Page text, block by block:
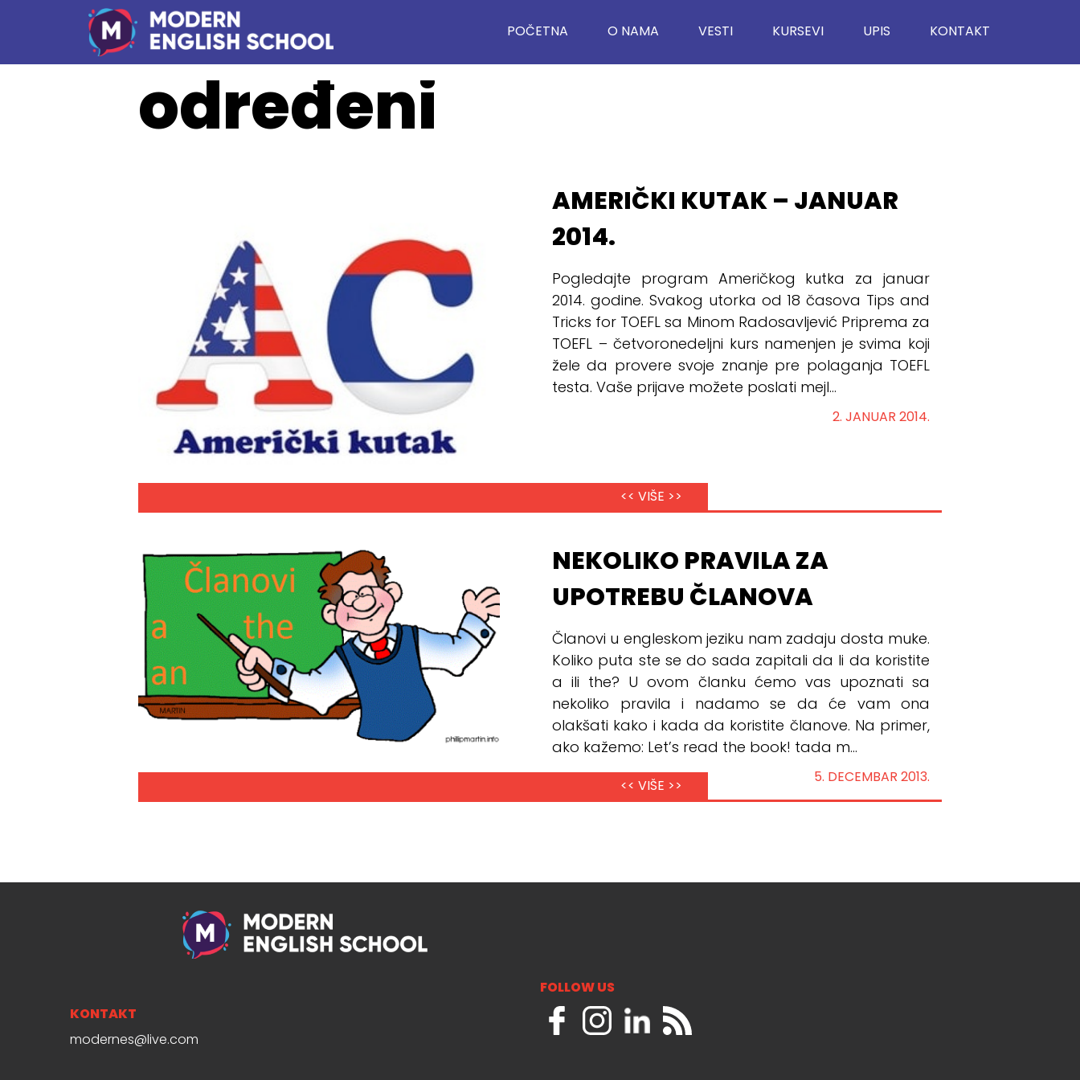
POČETNA O NAMA VESTI KURSEVI UPIS KONTAKT
određeni
AMERIČKI KUTAK – JANUAR
2014.
Pogledajte program Američkog kutka za januar
2014. godine. Svakog utorka od 18 časova Tips and
Tricks for TOEFL sa Minom Radosavljević Priprema za
TOEFL – četvoronedeljni kurs namenjen je svima koji
žele da provere svoje znanje pre polaganja TOEFL
testa. Vaše prijave možete poslati mejl...
2. JANUAR 2014.
<< VIŠE >>
NEKOLIKO PRAVILA ZA
UPOTREBU ČLANOVA
Članovi u engleskom jeziku nam zadaju dosta muke.
Koliko puta ste se do sada zapitali da li da koristite
a ili the? U ovom članku ćemo vas upoznati sa
nekoliko pravila i nadamo se da će vam ona
olakšati kako i kada da koristite članove. Na primer,
ako kažemo: Let’s read the book! tada m...
5. DECEMBAR 2013.
<< VIŠE >>
KONTAKT
modernes@live.com
FOLLOW US